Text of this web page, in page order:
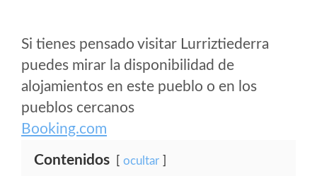
Si tienes pensado visitar Lurriztiederra
puedes mirar la disponibilidad de
alojamientos en este pueblo o en los
pueblos cercanos
Booking.com
Contenidos ocultar